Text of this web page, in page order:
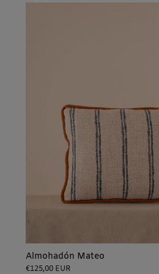
Almohadón Mateo
Precio
€125,00 EUR